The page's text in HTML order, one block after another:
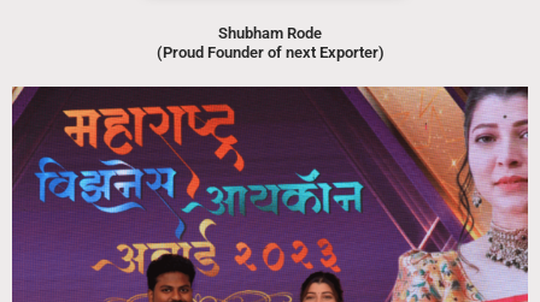
Shubham Rode
(Proud Founder of next Exporter)